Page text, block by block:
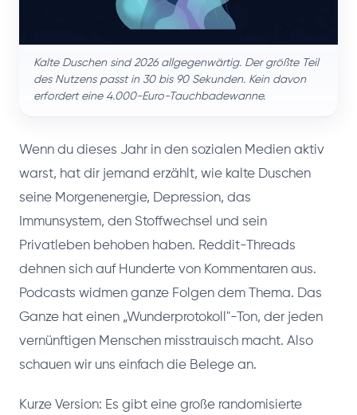
Kalte Duschen sind 2026 allgegenwärtig. Der größte Teil
des Nutzens passt in 30 bis 90 Sekunden. Kein davon
erfordert eine 4.000-Euro-Tauchbadewanne.
Wenn du dieses Jahr in den sozialen Medien aktiv
warst, hat dir jemand erzählt, wie kalte Duschen
seine Morgenenergie, Depression, das
Immunsystem, den Stoffwechsel und sein
Privatleben behoben haben. Reddit-Threads
dehnen sich auf Hunderte von Kommentaren aus.
Podcasts widmen ganze Folgen dem Thema. Das
Ganze hat einen „Wunderprotokoll"-Ton, der jeden
vernünftigen Menschen misstrauisch macht. Also
schauen wir uns einfach die Belege an.
Kurze Version: Es gibt eine große randomisierte